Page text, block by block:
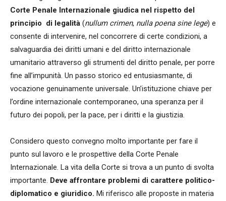
Corte Penale Internazionale giudica nel rispetto del
principio di legalità (nullum crimen, nulla poena sine lege) e
consente di intervenire, nel concorrere di certe condizioni, a
salvaguardia dei diritti umani e del diritto internazionale
umanitario attraverso gli strumenti del diritto penale, per porre
fine all’impunità. Un passo storico ed entusiasmante, di
vocazione genuinamente universale. Un’istituzione chiave per
l’ordine internazionale contemporaneo, una speranza per il
futuro dei popoli, per la pace, per i diritti e la giustizia.
Considero questo convegno molto importante per fare il
punto sul lavoro e le prospettive della Corte Penale
Internazionale. La vita della Corte si trova a un punto di svolta
importante. Deve affrontare problemi di carattere politico-
diplomatico e giuridico. Mi riferisco alle proposte in materia